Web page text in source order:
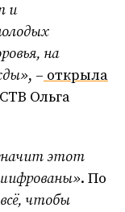
и
на
, – открыла
Ольга
этот
. По
чтобы